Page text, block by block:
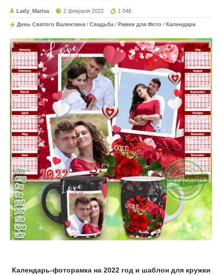
Lady_Marisa 2 февраля 2022 1 046
День Святого Валентина / Свадьба / Рамки для Фото / Календари
Календарь-фоторамка на 2022 год и шаблон для кружки